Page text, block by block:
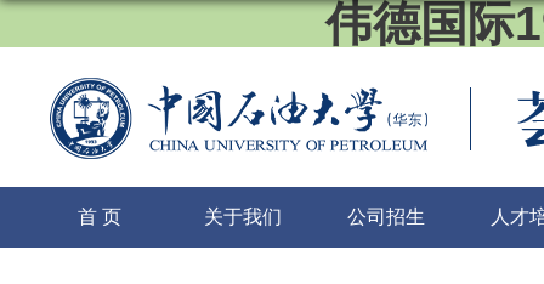
伟德国际
首 页 关于我们 公司招生 人才